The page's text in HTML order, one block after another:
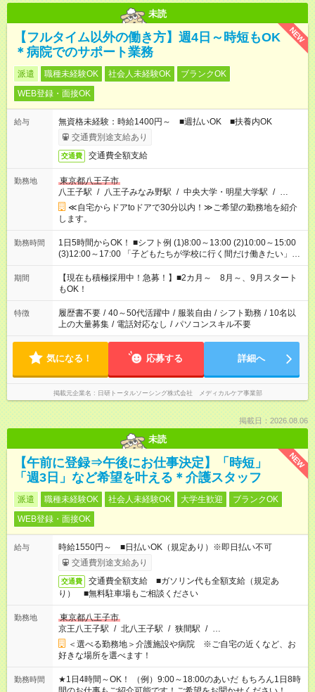
未読
NEW
【フルタイム以外の働き方】週4日～時短もOK
＊病院でのサポート業務
派遣 職種未経験OK 社会人未経験OK
ブランクOK
WEB登録・面接OK
給与
無資格未経験：時給1400円～ ■週払いOK ■扶養内OK
交通費別途支給あり
交通費 交通費全額支給
勤務地
東京都八王子市
八王子駅 / 八王子みなみ野駅 / 中央大学・明星大学駅 / …
≪自宅からドアtoドアで30分以内！≫ご希望の勤務地を紹介
します。
勤務時間
1日5時間からOK！ ■シフト例 (1)8:00～13:00 (2)10:00～15:00
(3)12:00～17:00 「子どもたちが学校に行く間だけ働きたい」
「余裕を持って夕飯の準備がしたい」 「午前中は働いて、午後
はプライベートの時間にしたい」 など、ご希望を教えてくださ
いね。 ※Wワーク希望の方へ 今ご覧のお仕事で希望する勤務時
間と、もう1つのお仕事の勤務時間。 合計で週40時間を超える
場合は応募できません。
期間
【現在も積極採用中！急募！】■2カ月～ 8月～、9月スタート
もOK！
特徴 履歴書不要 / 40～50代活躍中 / 服装自由 / シフト勤務 / 10名以
上の大量募集 / 電話対応なし / パソコンスキル不要
気になる！ 応募する 詳細へ
掲載元企業名 日研トータルソーシング株式会社 メディカルケア事業部
掲載日：2026.08.06
未読
NEW
【午前に登録⇒午後にお仕事決定】「時短」
「週3日」など希望を叶える＊介護スタッフ
派遣 職種未経験OK 社会人未経験OK 大学生歓迎
ブランクOK
WEB登録・面接OK
給与
時給1550円～ ■日払いOK（規定あり）※即日払い不可
交通費別途支給あり
交通費
交通費全額支給 ■ガソリン代も全額支給（規定あ
り） ■無料駐車場もご相談ください
勤務地
東京都八王子市
京王八王子駅 / 北八王子駅 / 狭間駅 / …
＜選べる勤務地＞介護施設や病院 ※ご自宅の近くなど、お
好きな場所を選べます！
勤務時間
★1日4時間～OK！ （例）9:00～18:00のあいだ もちろん1日8時